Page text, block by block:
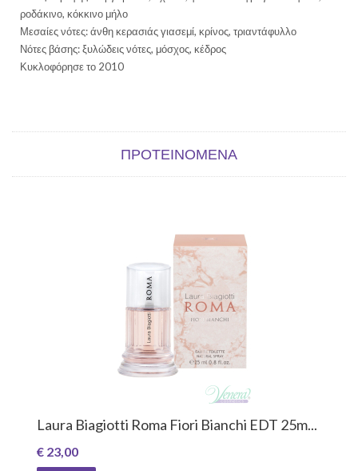
ροδάκινο, κόκκινο μήλο
Μεσαίες νότες: άνθη κερασιάς γιασεμί, κρίνος, τριαντάφυλλο
Νότες βάσης: ξυλώδεις νότες, μόσχος, κέδρος
Κυκλοφόρησε το 2010
ΠΡΟΤΕΙΝΌΜΕΝΑ
Laura Biagiotti Roma Fiori Bianchi EDT 25m...
€ 23,00